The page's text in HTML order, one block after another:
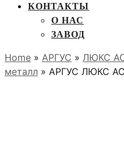
КОНТАКТЫ
О НАС
ЗАВОД
Home » АРГУС » ЛЮКС
металл » АРГУС ЛЮКС